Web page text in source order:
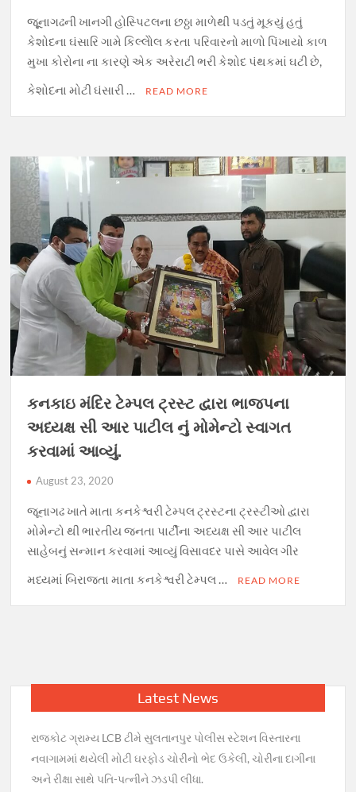
જૂૂનાગઢની ખાનગી હોસ્પિટલના છઠ્ઠા માળેથી પડતું મૂકયું હતું
કેશોદના ઘંસારિ ગામે કિલ્લોેલ કરતા પરિવારનો માળો પિંખાયો કાળ
મુખા કોરોના ના કારણે એક અરેરાટી ભરી કેશોદ પંથકમાં ઘટી છે,
કેશોદના મોટી ઘંસારી …
READ MORE
કનકાઇ મંદિર ટેમ્પલ ટ્રસ્ટ દ્વારા ભાજપના
અધ્યક્ષ સી આર પાટીલ નું મોમેન્ટો સ્વાગત
કરવામાં આવ્યું.
August 23, 2020
જૂનાગઢ ખાતે માતા કનકેશ્વરી ટેમ્પલ ટ્રસ્ટના ટ્રસ્ટીઓ દ્વારા
મોમેન્ટો થી ભારતીય જનતા પાર્ટીના અધ્યક્ષ સી આર પાટીલ
સાહેબનું સન્માન કરવામાં આવ્યું વિસાવદર પાસે આવેલ ગીર
મધ્યમાં બિરાજતા માતા કનકેશ્વરી ટેમ્પલ …
READ MORE
Latest News
રાજકોટ ગ્રામ્ય LCB ટીમે સુલતાનપુર પોલીસ સ્ટેશન વિસ્તારના
નવાગામમાં થયેલી મોટી ઘરફોડ ચોરીનો ભેદ ઉકેલી, ચોરીના દાગીના
અને રીક્ષા સાથે પતિ-પત્નીને ઝડપી લીધા.